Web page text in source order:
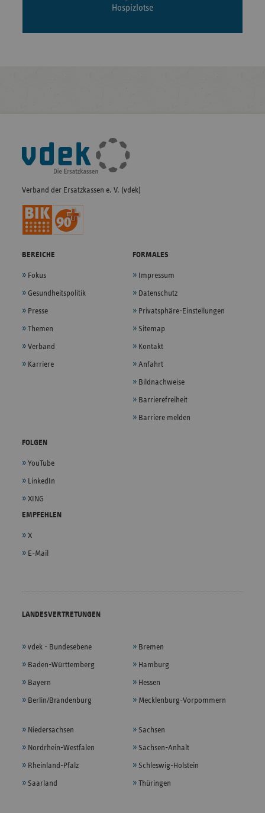
Hospizlotse
Fußleisten-
Navigation
Verband der Ersatzkassen e. V. (vdek)
BEREICHE
Fokus
Gesundheitspolitik
Presse
Themen
Verband
Karriere
FORMALES
Impressum
Datenschutz
Privatsphäre-Einstellungen
Sitemap
Kontakt
Anfahrt
Bildnachweise
Barrierefreiheit
Barriere melden
FOLGEN
YouTube
LinkedIn
XING
EMPFEHLEN
X
E-Mail
LANDESVERTRETUNGEN
vdek - Bundesebene
Baden-Württemberg
Bayern
Berlin/Brandenburg
Bremen
Hamburg
Hessen
Mecklenburg-Vorpommern
Niedersachsen
Nordrhein-Westfalen
Rheinland-Pfalz
Saarland
Sachsen
Sachsen-Anhalt
Schleswig-Holstein
Thüringen